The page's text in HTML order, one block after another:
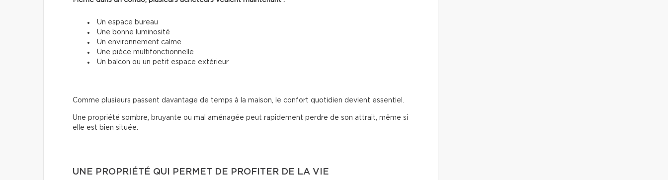
Un espace bureau
Une bonne luminosité
Un environnement calme
Une pièce multifonctionnelle
Un balcon ou un petit espace extérieur
Comme plusieurs passent davantage de temps à la maison, le confort quotidien devient essentiel.
Une propriété sombre, bruyante ou mal aménagée peut rapidement perdre de son attrait, même si
elle est bien située.
UNE PROPRIÉTÉ QUI PERMET DE PROFITER DE LA VIE